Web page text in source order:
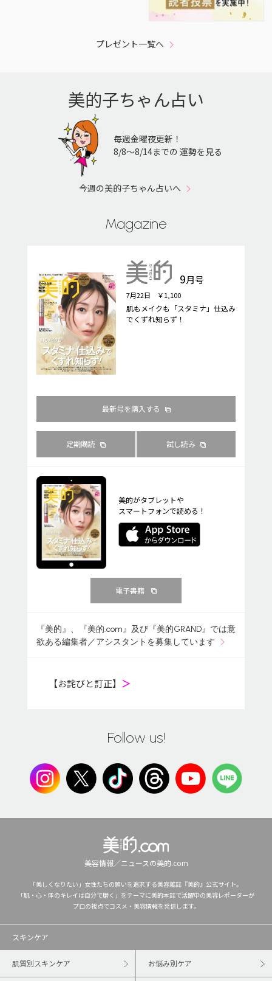
プレゼント一覧へ
美的子ちゃん占い
毎週金曜夜更新！
8/8〜8/14までの 運勢を見る
今週の美的子ちゃん占いへ
Magazine
9月号
7月22日 ￥1,100
肌もメイクも「スタミナ」仕込み
でくずれ知らず！
最新号を購入する
定期購読 試し読み
美的がタブレットや
スマートフォンで読める！
電子書籍
『美的』、『美的.com』及び『美的GRAND』では意
欲ある編集者／アシスタントを募集しています
【お詫びと訂正】 ＞
Follow us!
美容情報／ニュースの美的.com
「美しくなりたい」女性たちの願いを追求する美容雑誌『美的』公式サイト。
「肌・心・体のキレイは自分で磨く」をテーマに美的本誌で活躍中の美容レポーターが
プロの視点でコスメ・美容情報を発信します。
スキンケア
肌質別スキンケア お悩み別ケア